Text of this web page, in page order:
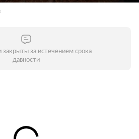
закрыты за истечением срока
давности